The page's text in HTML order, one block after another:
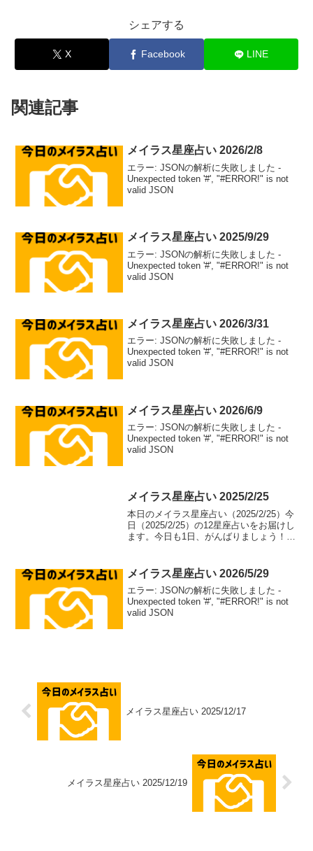
シェアする
X Facebook LINE
関連記事
メイラス星座占い 2026/2/8
エラー: JSONの解析に失敗しました -
Unexpected token '#', "#ERROR!" is not
valid JSON
メイラス星座占い 2025/9/29
エラー: JSONの解析に失敗しました -
Unexpected token '#', "#ERROR!" is not
valid JSON
メイラス星座占い 2026/3/31
エラー: JSONの解析に失敗しました -
Unexpected token '#', "#ERROR!" is not
valid JSON
メイラス星座占い 2026/6/9
エラー: JSONの解析に失敗しました -
Unexpected token '#', "#ERROR!" is not
valid JSON
メイラス星座占い 2025/2/25
本日のメイラス星座占い（2025/2/25）今
日（2025/2/25）の12星座占いをお届けし
ます。今日も1日、がんばりましょう！牡
ーチで恋のチャ...
メイラス星座占い 2026/5/29
エラー: JSONの解析に失敗しました -
Unexpected token '#', "#ERROR!" is not
valid JSON
メイラス星座占い 2025/12/17
メイラス星座占い 2025/12/19